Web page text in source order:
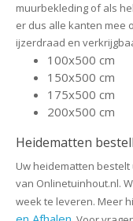
muurbekleding of als
er dus alle kanten mee
ijzerdraad en
100x500 cm
150x500 cm
175x500 cm
200x500 cm
Heidematten
Uw heidematten
van Onlinetuinhout.nl.
week te leveren. Meer